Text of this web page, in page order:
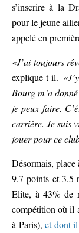
s’inscrire à la
pour le jeune
appelé en
«J’ai toujours
explique-t-il.
Bourg m’a
je peux faire.
carrière. Je suis
jouer pour ce
Désormais,
9.7 points et 3.5
Elite, à 43% de
compétition où il
à Paris), et dont